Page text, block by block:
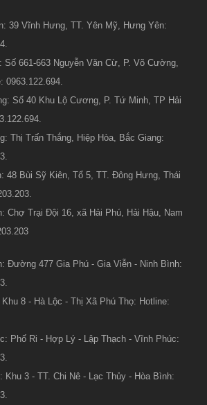
39 Vĩnh Hưng, TT. Yên Mỹ, Hưng Yên:
Số 661-663 Nguyễn Văn Cừ, P. Võ Cường,
0963.122.694.
Số 40 Khu Lộ Cương, P. Tứ Minh, TP Hải
Thị Trấn Thắng, Hiệp Hòa, Bắc Giang:
48 Bùi Sỹ Kiên, Tổ 5, TT. Đông Hưng, Thái
Chợ Trại Đội 16, xã Hải Phú, Hải Hậu, Nam
Đường 477 Gia Phú - Gia Viễn - Ninh Bình:
8 - Hà Lộc - Thị Xã Phú Thọ: Hotline:
Phố Ri - Hợp Lý - Lập Thạch - Vĩnh Phúc:
Khu 3 - TT. Chi Nê - Lạc Thủy - Hòa Bình: